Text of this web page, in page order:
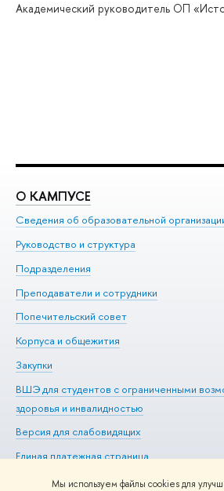
Мы используем файлы cookies для
Академический руководитель ОП
О КАМПУСЕ
Сведения об образовательной
Руководство и структура
Подразделения
Преподаватели и сотрудники
Попечительский совет
Корпуса и общежития
Закупки
ВШЭ для студентов с ограниченными
здоровья и инвалидностью
Версия для слабовидящих
Единая платежная страница